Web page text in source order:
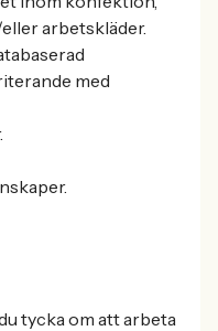
arbetskläder.
med
tycka om att arbeta